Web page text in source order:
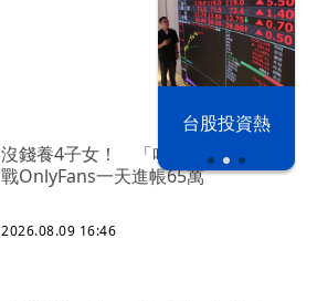
台股投資熱
沒錢養4子女！ 「哈利波特」女星轉
戰OnlyFans一天進帳65萬
2026.08.09 16:46